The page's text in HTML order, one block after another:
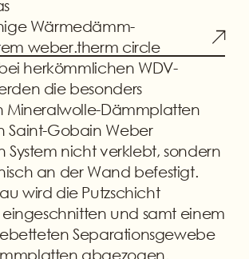
Wärmedämm-
weber.therm circle
herkömmlichen WDV-
die besonders
Mineralwolle-Dämmplatten
Saint-Gobain Weber
System nicht verklebt, sondern
an der Wand befestigt.
wird die Putzschicht
und samt einem
Separationsgewebe
abgezogen.